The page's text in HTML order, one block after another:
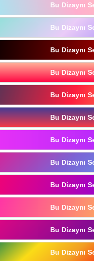
Bu Dizaynı
Bu Dizaynı
Bu Dizaynı
Bu Dizaynı
Bu Dizaynı
Bu Dizaynı
Bu Dizaynı
Bu Dizaynı
Bu Dizaynı
Bu Dizaynı
Bu Dizaynı
Bu Dizaynı